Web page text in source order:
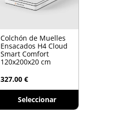
Colchón de Muelles
Ensacados H4 Cloud
Smart Comfort
120x200x20 cm
327.00 €
Seleccionar